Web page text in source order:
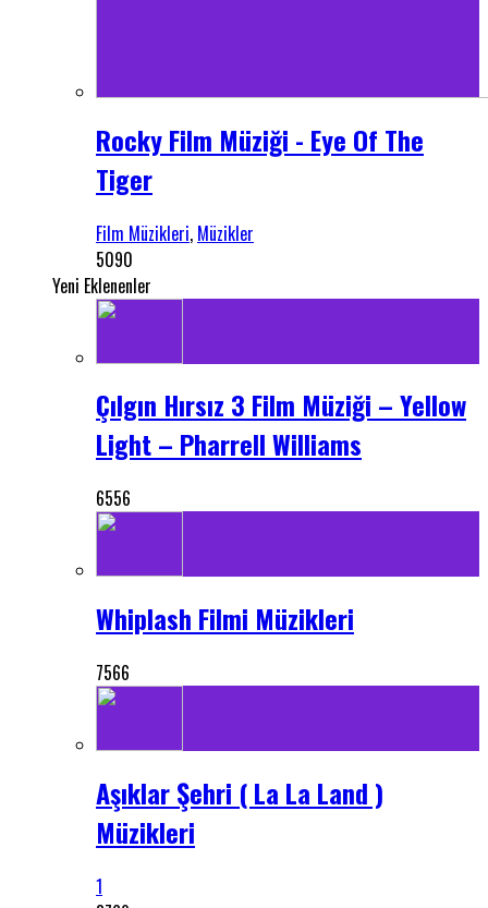
Rocky Film Müziği - Eye Of The
Tiger
Film Müzikleri, Müzikler
5090
Yeni Eklenenler
Çılgın Hırsız 3 Film Müziği – Yellow
Light – Pharrell Williams
6556
Whiplash Filmi Müzikleri
7566
Aşıklar Şehri ( La La Land )
Müzikleri
1